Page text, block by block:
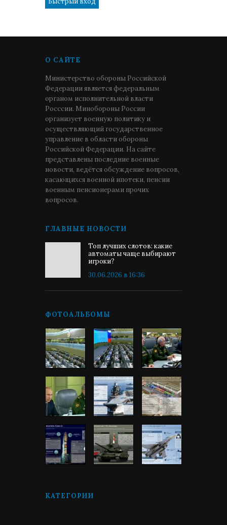
О САЙТЕ
Министерство обороны Российской
Федерации является федеральным
органом исполнительной власти
Росссии. Минобороны России
организует военную политику и
осуществляющий государственное
управление в области обороны
Российской Федерации. На сайте
представлены последние военные
новости, ведётся обсуждение вопросов,
касающихся военной ипотеки, пенсии
военным пенсионерами прочих
вопросов.
ГЛАВНЫЕ НОВОСТИ
Топ лучших слотов: какие
автоматы чаще выбирают
игроки?
30.06.2026 в 16:36
ФОТОАЛЬБОМЫ
КАТЕГОРИИ